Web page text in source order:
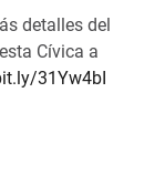
detalles del
Cívica a
31Yw4bI